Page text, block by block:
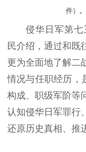
件）
侵华日军第
民介绍，通过和既
更为全面地了解二
情况与任职经历，
构成、职级军阶等
认知侵华日军罪行
还原历史真相、推